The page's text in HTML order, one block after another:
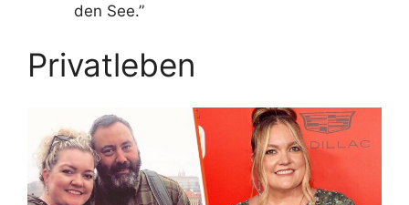
den See.”
Privatleben